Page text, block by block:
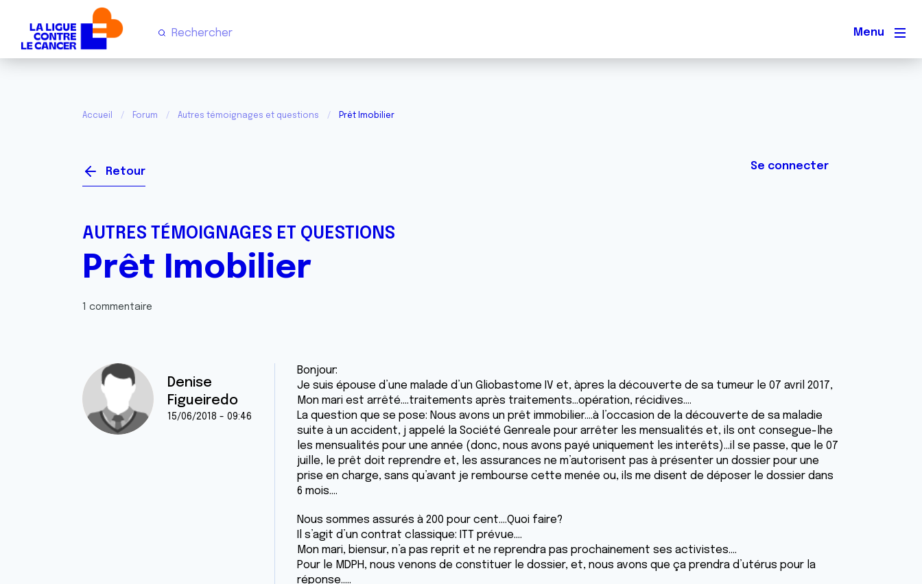
Menu
Accueil Forum Autres témoignages et questions Prêt Imobilier
Retour Se connecter
AUTRES TÉMOIGNAGES ET QUESTIONS
Prêt Imobilier
1 commentaire
Denise
Figueiredo
15/06/2018 - 09:46
Bonjour:
Je suis épouse d’une malade d’un Gliobastome IV et, àpres la découverte de sa tumeur le 07 avril 2017,
Mon mari est arrêté....traitements après traitements...opération, récidives....
La question que se pose: Nous avons un prêt immobilier....à l’occasion de la découverte de sa maladie
suite à un accident, j appelé la Société Genreale pour arrêter les mensualités et, ils ont consegue-lhe
les mensualités pour une année (donc, nous avons payé uniquement les interêts)...il se passe, que le 07
juille, le prêt doit reprendre et, les assurances ne m’autorisent pas à présenter un dossier pour une
prise en charge, sans qu’avant je rembourse cette menée ou, ils me disent de déposer le dossier dans
6 mois....
Nous sommes assurés à 200 pour cent....Quoi faire?
Il s’agit d’un contrat classique: ITT prévue....
Mon mari, biensur, n’a pas reprit et ne reprendra pas prochainement ses activistes....
Pour le MDPH, nous venons de constituer le dossier, et, nous avons que ça prendra d’utérus pour la
réponse.....